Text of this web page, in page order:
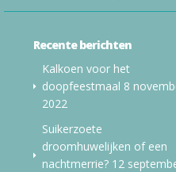
Recente berichten
Kalkoen voor het
doopfeestmaal 8
2022
Suikerzoete
droomhuwelijken of een
nachtmerrie? 12